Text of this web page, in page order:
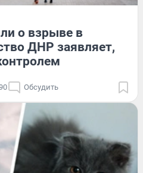
о взрыве в
ДНР заявляет,
Обсудить